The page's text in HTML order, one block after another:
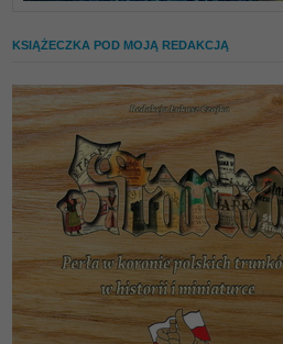
KSIĄŻECZKA POD MOJĄ REDAKCJĄ